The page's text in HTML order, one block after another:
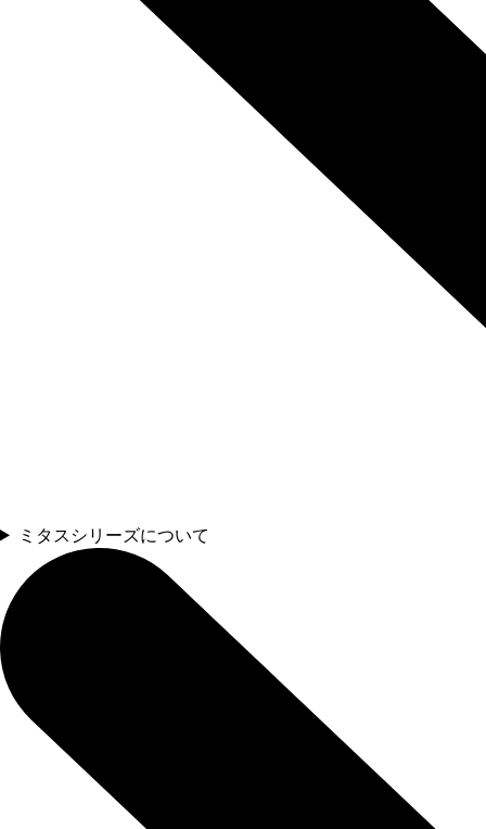
ミタスシリーズについて